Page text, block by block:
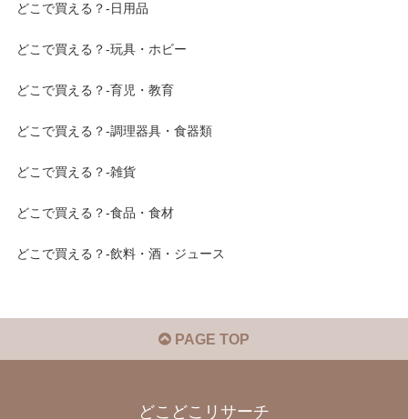
どこで買える？-日用品
どこで買える？-玩具・ホビー
どこで買える？-育児・教育
どこで買える？-調理器具・食器類
どこで買える？-雑貨
どこで買える？-食品・食材
どこで買える？-飲料・酒・ジュース
PAGE TOP
どこどこリサーチ